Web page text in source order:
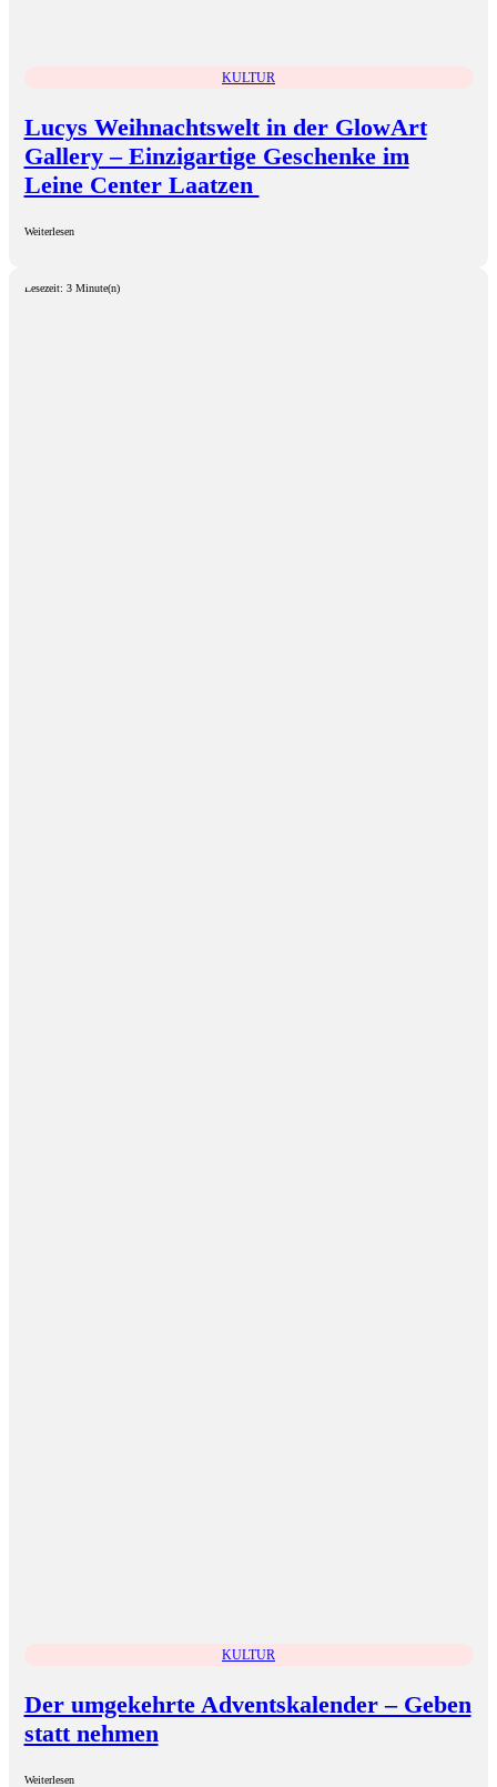
KULTUR
Lucys Weihnachtswelt in der GlowArt
Gallery – Einzigartige Geschenke im
Leine Center Laatzen
Weiterlesen
Lesezeit: 3 Minute(n)
KULTUR
Der umgekehrte Adventskalender – Geben
statt nehmen
Weiterlesen